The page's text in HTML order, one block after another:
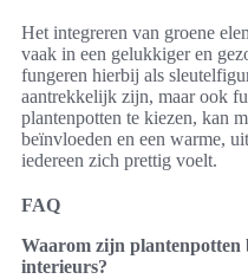
Het integreren van groene
vaak in een gelukkiger en
fungeren hierbij als
aantrekkelijk zijn, maar ook
plantenpotten te kiezen, kan
beïnvloeden en een warme,
iedereen zich prettig voelt.
FAQ
Waarom zijn
interieurs?